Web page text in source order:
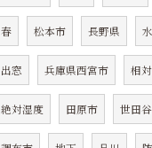
春 松本市 長野県
出窓 兵庫県西宮市 相
絶対湿度 田原市 世田